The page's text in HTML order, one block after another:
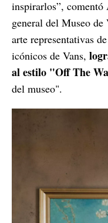
inspirarlos”,
general del Museo
arte representativas
icónicos de Vans,
al estilo "Off The
del museo".